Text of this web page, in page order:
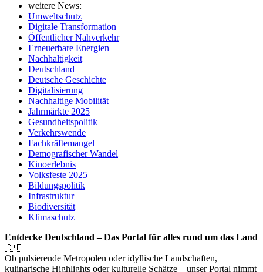
weitere News:
Umweltschutz
Digitale Transformation
Öffentlicher Nahverkehr
Erneuerbare Energien
Nachhaltigkeit
Deutschland
Deutsche Geschichte
Digitalisierung
Nachhaltige Mobilität
Jahrmärkte 2025
Gesundheitspolitik
Verkehrswende
Fachkräftemangel
Demografischer Wandel
Kinoerlebnis
Volksfeste 2025
Bildungspolitik
Infrastruktur
Biodiversität
Klimaschutz
Entdecke Deutschland – Das Portal für alles rund um das Land
🇩🇪
Ob pulsierende Metropolen oder idyllische Landschaften,
kulinarische Highlights oder kulturelle Schätze – unser Portal nimmt